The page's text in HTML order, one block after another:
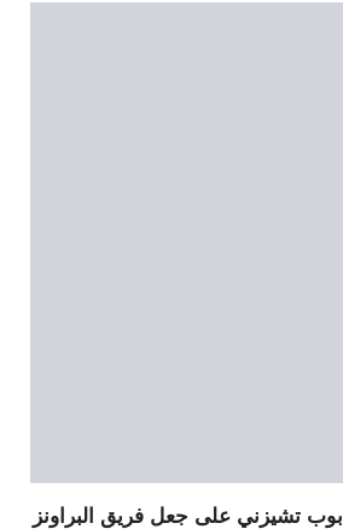
يعمل مدرب UCLA بوب تشيزني على جعل فريق البراونز